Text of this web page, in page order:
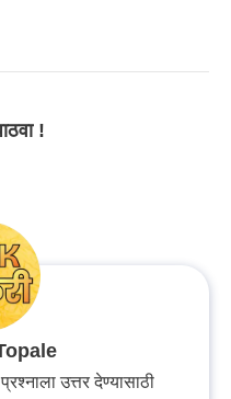
!
प्रश्नाला उत्तर देण्यासाठी